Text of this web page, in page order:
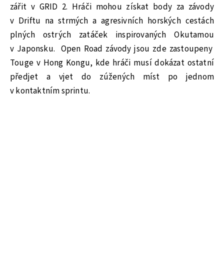
zářit v GRID 2. Hráči mohou získat body za závody
v Driftu na strmých a agresivních horských cestách
plných ostrých zatáček inspirovaných Okutamou
v Japonsku. Open Road závody jsou zde zastoupeny
Touge v Hong Kongu, kde hráči musí dokázat ostatní
předjet a vjet do zúžených míst po jednom
v kontaktním sprintu.